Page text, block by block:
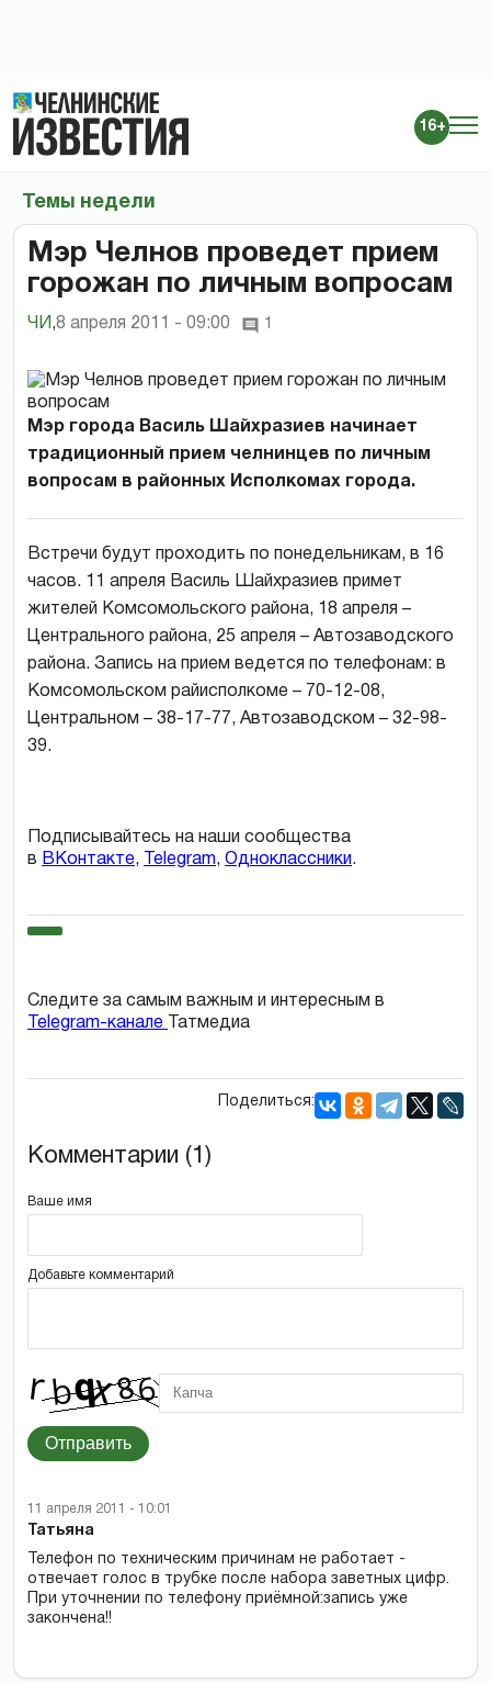
16+
Темы недели
Мэр Челнов проведет прием
горожан по личным вопросам
ЧИ ,8 апреля 2011 - 09:00 1
Мэр города Василь Шайхразиев начинает
традиционный прием челнинцев по личным
вопросам в районных Исполкомах города.
Встречи будут проходить по понедельникам, в 16
часов. 11 апреля Василь Шайхразиев примет
жителей Комсомольского района, 18 апреля –
Центрального района, 25 апреля – Автозаводского
района. Запись на прием ведется по телефонам: в
Комсомольском райисполкоме – 70-12-08,
Центральном – 38-17-77, Автозаводском – 32-98-
39.
Подписывайтесь на наши сообщества
в ВКонтакте, Telegram, Одноклассники.
Следите за самым важным и интересным в
Telegram-канале
Татмедиа
Поделиться:
Комментарии (1)
Ваше имя
Добавьте комментарий
Отправить
11 апреля 2011 - 10:01
Татьяна
Телефон по техническим причинам не работает -
отвечает голос в трубке после набора заветных цифр.
При уточнении по телефону приёмной:запись уже
закончена!!